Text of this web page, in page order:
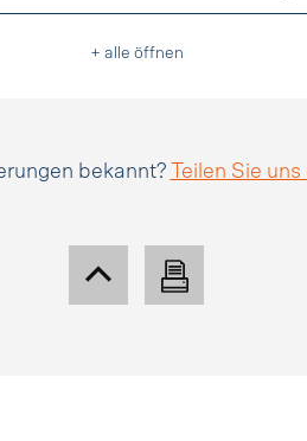
+ alle öffnen
bekannt? Teilen Sie